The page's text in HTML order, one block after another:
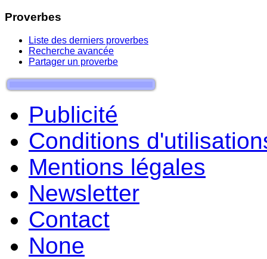
Proverbes
Liste des derniers proverbes
Recherche avancée
Partager un proverbe
Publicité
Conditions
Mentions légales
Newsletter
Contact
None